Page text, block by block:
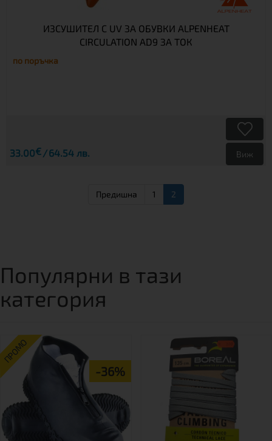
ИЗСУШИТЕЛ С UV ЗА ОБУВКИ ALPENHEAT
CIRCULATION AD9 ЗА ТОК
по поръчка
33.00€ 64.54 лв. Виж
Предишна 1 2
Популярни в тази
категория
ПРОМО
-36%